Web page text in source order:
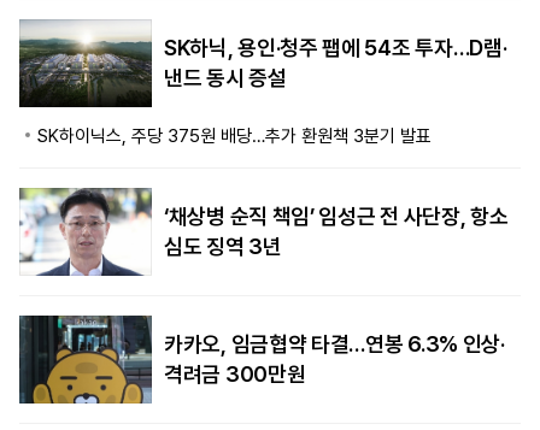
SK하닉, 용인·청주 팹에 54조 투자…D램·
낸드 동시 증설
SK하이닉스, 주당 375원 배당…추가 환원책 3분기 발표
‘채상병 순직 책임’ 임성근 전 사단장, 항소
심도 징역 3년
카카오, 임금협약 타결…연봉 6.3% 인상·
격려금 300만원